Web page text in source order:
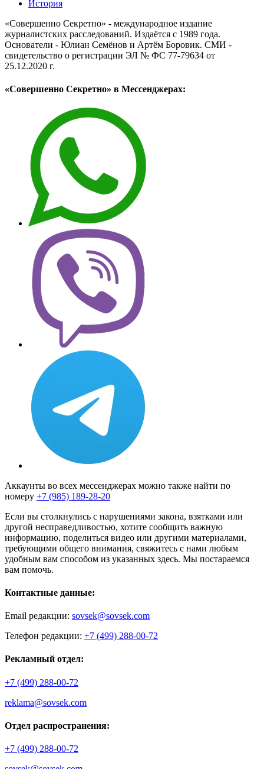
История
«Совершенно Секретно» - международное издание
журналистских расследований. Издаётся с 1989 года.
Основатели - Юлиан Семёнов и Артём Боровик. CМИ -
свидетельство о регистрации ЭЛ № ФС 77-79634 от
25.12.2020 г.
«Совершенно Секретно» в Мессенджерах:
Аккаунты во всех мессенджерах можно также найти по
номеру +7 (985) 189-28-20
Если вы столкнулись с нарушениями закона, взятками или
другой несправедливостью, хотите сообщить важную
информацию, поделиться видео или другими материалами,
требующими общего внимания, свяжитесь с нами любым
удобным вам способом из указанных здесь. Мы постараемся
вам помочь.
Контактные данные:
Email редакции: sovsek@sovsek.com
Телефон редакции: +7 (499) 288-00-72
Рекламный отдел:
+7 (499) 288-00-72
reklama@sovsek.com
Отдел распространения:
+7 (499) 288-00-72